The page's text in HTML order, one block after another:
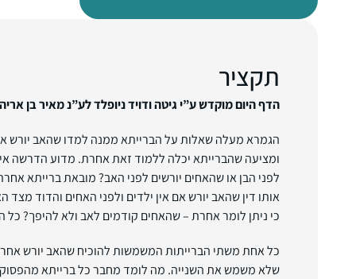
תקציר
הדף היום מוקדש ע”י גיטה ודויד ניופלד לע”נ מאיר בן אריה
הגמרא מעלה שאלות על הברייתא ממנה למדו שהאב יורש
ומציעה שהברייתא יכלה ללמוד זאת אחרת. מדוע הדרשה
לפני הבן או שהאחים יורשים לפני האב? מובאת ברייתא
אותו דין שהאב יורש אם אין ילדים ולפני האחים והדוד
כי ניתן לומר אחרת – שהאחים קודמים לאב ולא להיפך? כל
כל אחת משתי הברייתות המשמשות להוכיח שהאב יורש
שלא משמש את השנייה. מה לומד מחבר כל ברייתא